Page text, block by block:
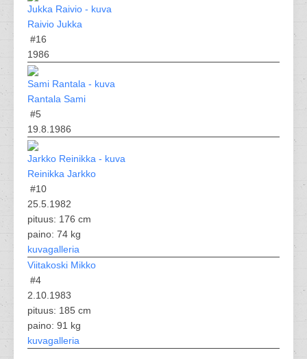
Raivio Jukka
#16
1986
Rantala Sami
#5
19.8.1986
Reinikka Jarkko
#10
25.5.1982
pituus: 176 cm
paino: 74 kg
kuvagalleria
Viitakoski Mikko
#4
2.10.1983
pituus: 185 cm
paino: 91 kg
kuvagalleria